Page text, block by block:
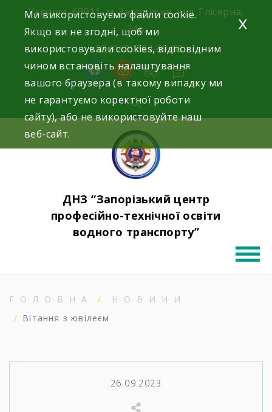
Україна, 69011, м. Запоріжжя, вул. Глісерна,
24а.
+38 (068) 354-69-83
facebookinstagram
ДНЗ “Запорізький центр
професійно-технічної освіти
водного транспорту”
ГОЛОВНА
НОВИНИ
Вітання з ювілеєм
26.09.2023
Ми використовуємо файли cookie.
Якщо ви не згодні, щоб ми
використовували cookies, відповідним
чином встановіть налаштування
вашого браузера (в такому випадку ми
не гарантуємо коректної роботи
сайту), або не використовуйте наш
веб-сайт.
x